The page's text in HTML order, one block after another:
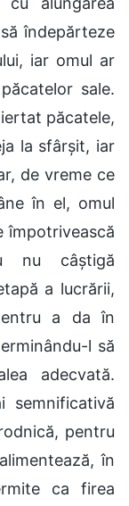
îndepărteze
iar omul ar
sale.
păcatele,
la sfârșit, iar
de vreme ce
în el, omul
împotrivească
nu câștigă
a lucrării,
a da în
l să
adecvată.
semnificativă
pentru
în
ca firea